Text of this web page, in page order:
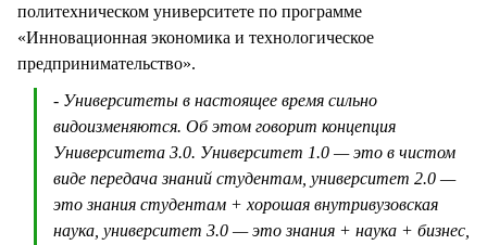
политехническом университете по программе
«Инновационная экономика и технологическое
предпринимательство».
- Университеты в настоящее время сильно
видоизменяются. Об этом говорит концепция
Университета 3.0. Университет 1.0 — это в чистом
виде передача знаний студентам, университет 2.0 —
это знания студентам + хорошая внутривузовская
наука, университет 3.0 — это знания + наука + бизнес,